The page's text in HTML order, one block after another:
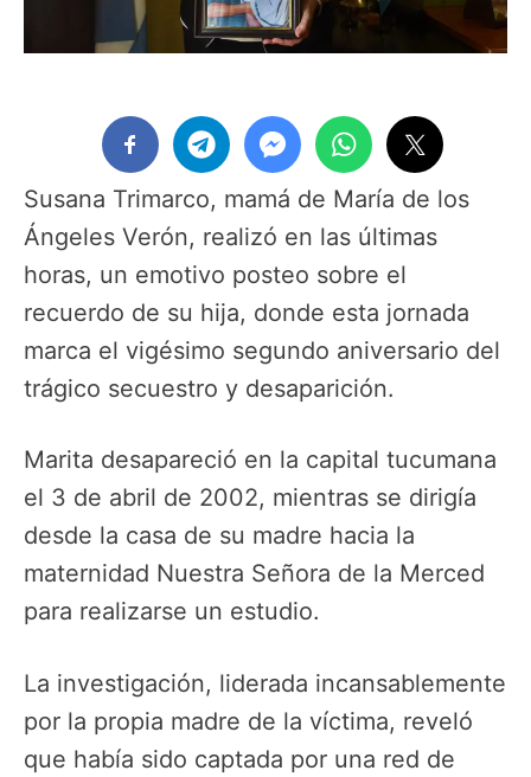
Susana Trimarco, mamá de María de los
Ángeles Verón, realizó en las últimas
horas, un emotivo posteo sobre el
recuerdo de su hija, donde esta jornada
marca el vigésimo segundo aniversario del
trágico secuestro y desaparición.
Marita desapareció en la capital tucumana
el 3 de abril de 2002, mientras se dirigía
desde la casa de su madre hacia la
maternidad Nuestra Señora de la Merced
para realizarse un estudio.
La investigación, liderada incansablemente
por la propia madre de la víctima, reveló
que había sido captada por una red de